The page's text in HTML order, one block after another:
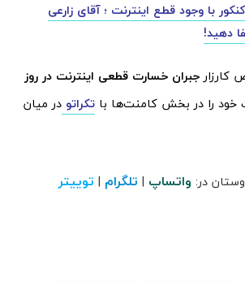
با وجود قطع اینترنت ؛ آقای زارعی
دهید!
جبران خسارت قطعی اینترنت در روز
را در بخش کامنت‌ها با تکراتو در میان
در: واتساپ | تلگرام | توییتر